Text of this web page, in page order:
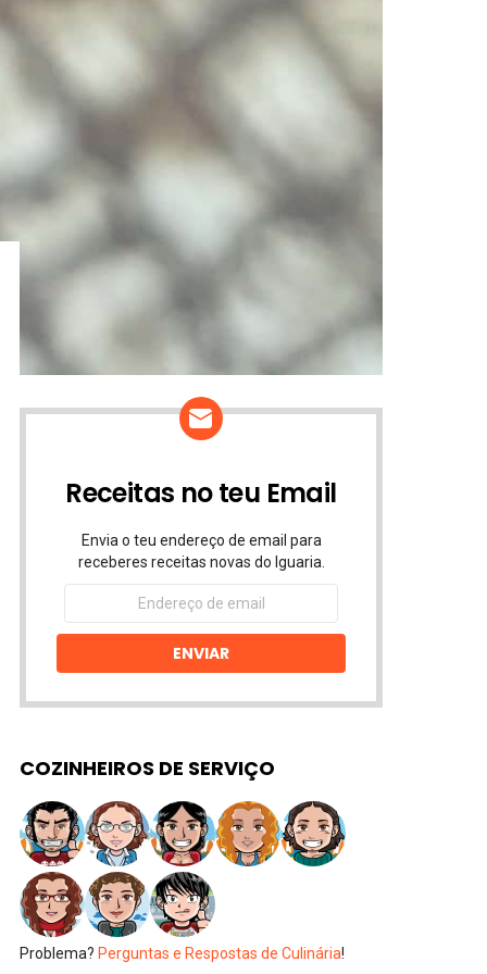
Receitas no teu Email
Envia o teu endereço de email para
receberes receitas novas do Iguaria.
Endereço
email
ENVIAR
COZINHEIROS DE SERVIÇO
Problema? Perguntas e Respostas de Culinária!